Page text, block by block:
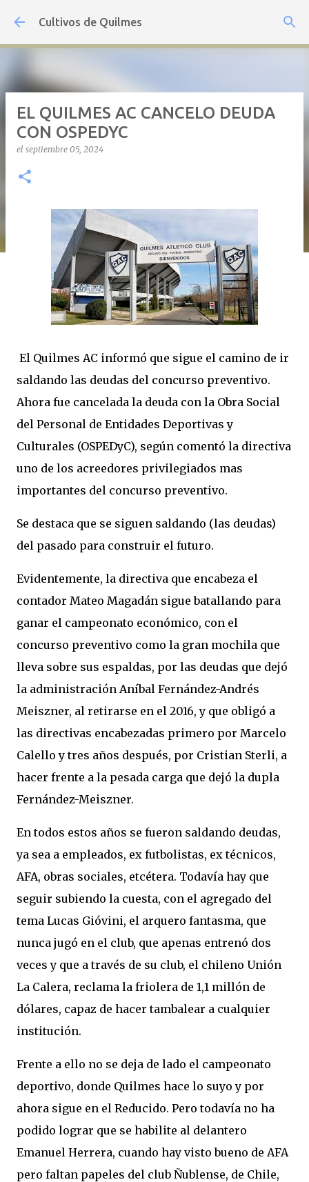
Ir al contenido principal
Cultivos de Quilmes
EL QUILMES AC CANCELO DEUDA
CON OSPEDYC
el septiembre 05, 2024
El Quilmes AC informó que sigue el camino de ir
saldando las deudas del concurso preventivo.
Ahora fue cancelada la deuda con la Obra Social
del Personal de Entidades Deportivas y
Culturales (OSPEDyC), según comentó la directiva
uno de los acreedores privilegiados mas
importantes del concurso preventivo.
Se destaca que se siguen saldando (las deudas)
del pasado para construir el futuro.
Evidentemente, la directiva que encabeza el
contador Mateo Magadán sigue batallando para
ganar el campeonato económico, con el
concurso preventivo como la gran mochila que
lleva sobre sus espaldas, por las deudas que dejó
la administración Aníbal Fernández-Andrés
Meiszner, al retirarse en el 2016, y que obligó a
las directivas encabezadas primero por Marcelo
Calello y tres años después, por Cristian Sterli, a
hacer frente a la pesada carga que dejó la dupla
Fernández-Meiszner.
En todos estos años se fueron saldando deudas,
ya sea a empleados, ex futbolistas, ex técnicos,
AFA, obras sociales, etcétera. Todavía hay que
seguir subiendo la cuesta, con el agregado del
tema Lucas Gióvini, el arquero fantasma, que
nunca jugó en el club, que apenas entrenó dos
veces y que a través de su club, el chileno Unión
La Calera, reclama la friolera de 1,1 millón de
dólares, capaz de hacer tambalear a cualquier
institución.
Frente a ello no se deja de lado el campeonato
deportivo, donde Quilmes hace lo suyo y por
ahora sigue en el Reducido. Pero todavía no ha
podido lograr que se habilite al delantero
Emanuel Herrera, cuando hay visto bueno de AFA
pero faltan papeles del club Ñublense, de Chile,